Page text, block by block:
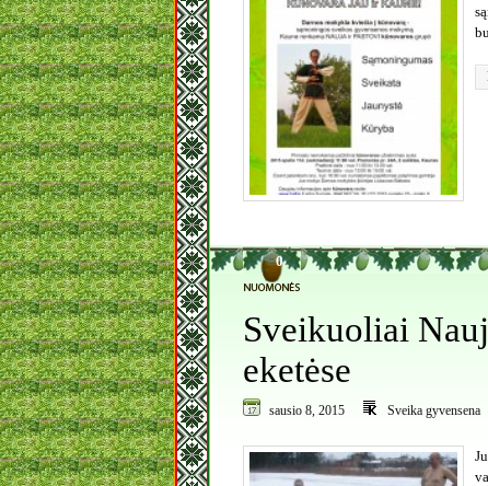
0
Sveikuoliai
eketėse
sausio 8, 2015 Sveika gyvensena